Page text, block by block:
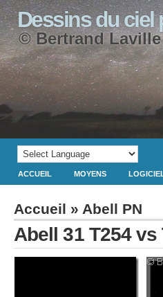
Dessins du ciel
© Bertrand Laville
ACCUEIL MOYENS
Accueil » Abell PN
Abell 31 T254 vs